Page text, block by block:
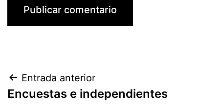
Navegación
de
Entrada anterior
Encuestas e independientes